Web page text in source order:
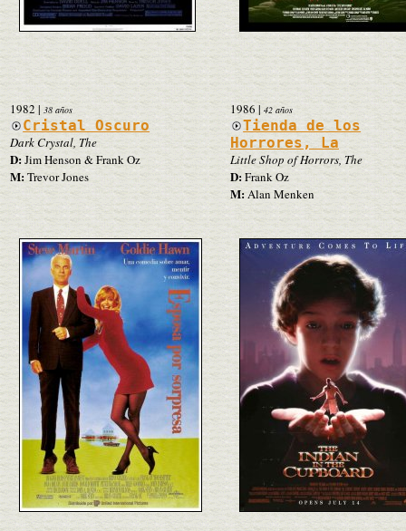
1982 | 38 años
Cristal Oscuro
Dark Crystal, The
D:Jim Henson & Frank Oz
M:Trevor Jones
1986 | 42 años
Tienda de los
Horrores, La
Little Shop of Horrors, The
D:Frank Oz
M:Alan Menken